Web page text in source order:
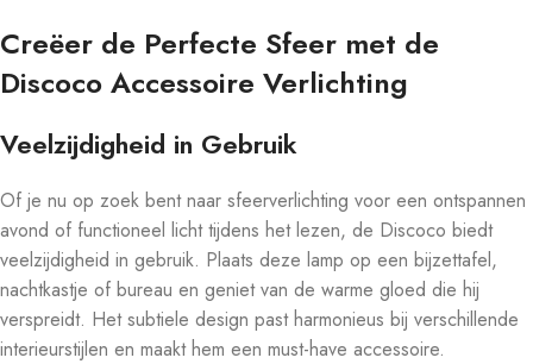
Creëer de Perfecte Sfeer met de
Discoco Accessoire Verlichting
Veelzijdigheid in Gebruik
Of je nu op zoek bent naar sfeerverlichting voor een ontspannen
avond of functioneel licht tijdens het lezen, de Discoco biedt
veelzijdigheid in gebruik. Plaats deze lamp op een bijzettafel,
nachtkastje of bureau en geniet van de warme gloed die hij
verspreidt. Het subtiele design past harmonieus bij verschillende
interieurstijlen en maakt hem een must-have accessoire.